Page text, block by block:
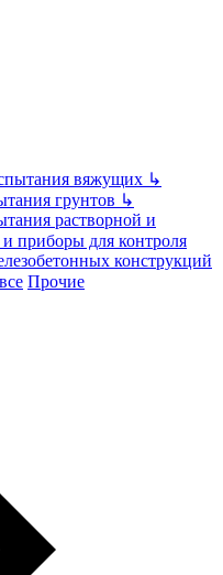
вяжущих ↳
грунтов ↳
растворной и
приборы для контроля
конструкций
Прочие